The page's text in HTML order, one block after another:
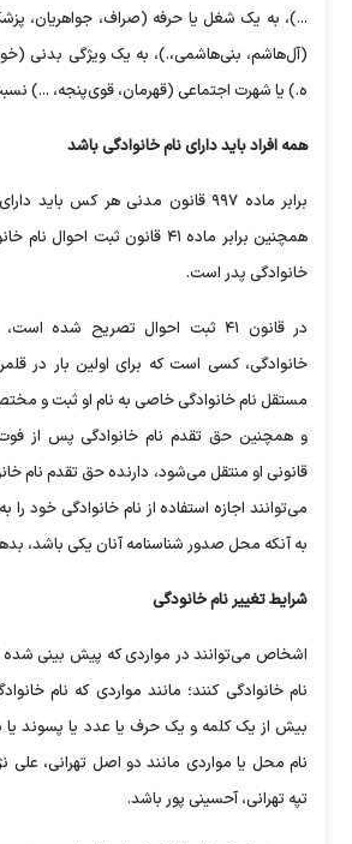
...)، به یک شغل یا حرفه (صراف، جواهریان،
(آل‌هاشم، بنی‌هاشمی،.)، به یک ویژگی بدنی
ه.) یا شهرت اجتماعی (قهرمان، قوی‌پنجه، ...)
همه افراد باید دارای نام خانوادگی باشد
برابر ماده ۹۹۷ قانون مدنی هر کس
همچنین برابر ماده ۴۱ قانون ثبت
خانوادگی پدر است.
در قانون ۴۱ ثبت احوال تصریح شده
خانوادگی، کسی است که برای اولین بار در
مستقل نام خانوادگی خاصی به نام او ثبت و
و همچنین حق تقدم نام خانوادگی پس از فوت
قانونی او منتقل می‌شود، دارنده حق تقدم نام
می‌توانند اجازه استفاده از نام خانوادگی خود
به آنکه محل صدور شناسنامه آنان یکی باشد،
شرایط تغییر نام خانودگی
اشخاص می‌توانند در مواردی که پیش بینی
نام خانوادگی کنند؛ مانند مواردی که نام
بیش از یک کلمه و یک حرف یا عدد یا پسوند
نام محل یا مواردی مانند دو اصل تهرانی، علی
تپه تهرانی، آحسینی پور باشد.